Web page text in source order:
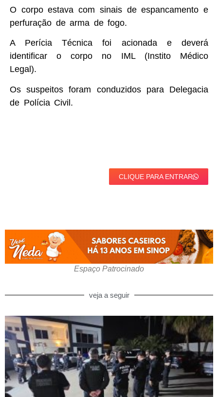
O corpo estava com sinais de espancamento e
perfuração de arma de fogo.
A Perícia Técnica foi acionada e deverá
identificar o corpo no IML (Instito Médico
Legal).
Os suspeitos foram conduzidos para Delegacia
de Polícia Civil.
CLIQUE PARA ENTRAR
Espaço Patrocinado
veja a seguir